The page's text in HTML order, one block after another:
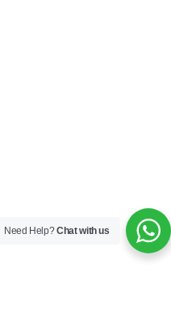
Need Help?Chat with us